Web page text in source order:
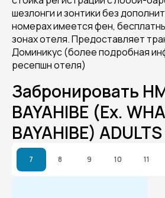
шезлонги и зонтики без
номерах имеется фен,
зонах отеля. Предоставляет
Доминикус (более подробная
ресепшн отеля)
Забронировать
BAYAHIBE (Ex.
BAYAHIBE)
7 8 9 10 11